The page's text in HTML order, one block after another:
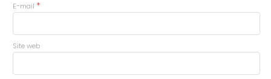
E-mail *
Site web